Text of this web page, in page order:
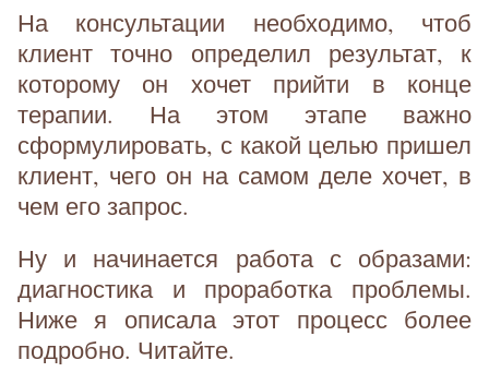
На консультации необходимо, чтоб
клиент точно определил результат, к
которому он хочет прийти в конце
терапии. На этом этапе важно
сформулировать, с какой целью пришел
клиент, чего он на самом деле хочет, в
чем его запрос.
Ну и начинается работа с образами:
диагностика и проработка проблемы.
Ниже я описала этот процесс более
подробно. Читайте.